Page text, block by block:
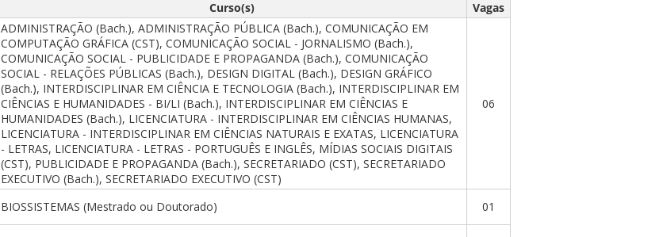
Curso(s) Vagas
ADMINISTRAÇÃO (Bach.), ADMINISTRAÇÃO PÚBLICA (Bach.), COMUNICAÇÃO EM
COMPUTAÇÃO GRÁFICA (CST), COMUNICAÇÃO SOCIAL - JORNALISMO (Bach.),
COMUNICAÇÃO SOCIAL - PUBLICIDADE E PROPAGANDA (Bach.), COMUNICAÇÃO
SOCIAL - RELAÇÕES PÚBLICAS (Bach.), DESIGN DIGITAL (Bach.), DESIGN GRÁFICO
(Bach.), INTERDISCIPLINAR EM CIÊNCIA E TECNOLOGIA (Bach.), INTERDISCIPLINAR EM
CIÊNCIAS E HUMANIDADES - BI/LI (Bach.), INTERDISCIPLINAR EM CIÊNCIAS E
HUMANIDADES (Bach.), LICENCIATURA - INTERDISCIPLINAR EM CIÊNCIAS HUMANAS,
LICENCIATURA - INTERDISCIPLINAR EM CIÊNCIAS NATURAIS E EXATAS, LICENCIATURA
- LETRAS, LICENCIATURA - LETRAS - PORTUGUÊS E INGLÊS, MÍDIAS SOCIAIS DIGITAIS
(CST), PUBLICIDADE E PROPAGANDA (Bach.), SECRETARIADO (CST), SECRETARIADO
EXECUTIVO (Bach.), SECRETARIADO EXECUTIVO (CST)
06
BIOSSISTEMAS (Mestrado ou Doutorado) 01